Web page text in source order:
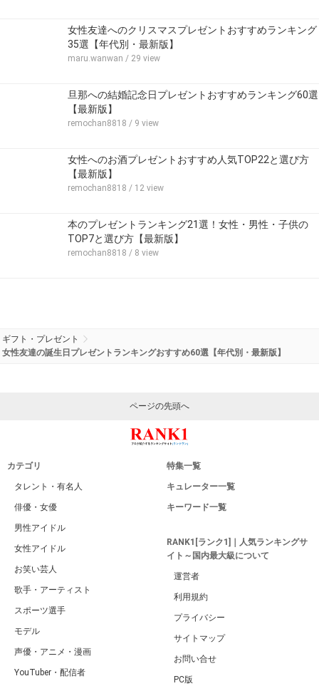
女性友達へのクリスマスプレゼントおすすめランキング
35選【年代別・最新版】
maru.wanwan / 29 view
旦那への結婚記念日プレゼントおすすめランキング60選
【最新版】
remochan8818 / 9 view
女性へのお酒プレゼントおすすめ人気TOP22と選び方
【最新版】
remochan8818 / 12 view
本のプレゼントランキング21選！女性・男性・子供の
TOP7と選び方【最新版】
remochan8818 / 8 view
ギフト・プレゼント
女性友達の誕生日プレゼントランキングおすすめ60選【年代別・最新版】
ページの先頭へ
カテゴリ
タレント・有名人
俳優・女優
男性アイドル
女性アイドル
お笑い芸人
歌手・アーティスト
スポーツ選手
モデル
声優・アニメ・漫画
YouTuber・配信者
特集一覧
キュレーター一覧
キーワード一覧
RANK1[ランク1]｜人気ランキングサ
イト～国内最大級について
運営者
利用規約
プライバシー
サイトマップ
お問い合せ
PC版